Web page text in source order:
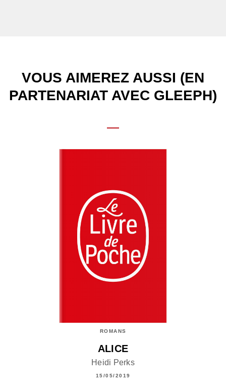
VOUS AIMEREZ AUSSI (EN
PARTENARIAT AVEC GLEEPH)
ROMANS
ALICE
Heidi Perks
15/05/2019